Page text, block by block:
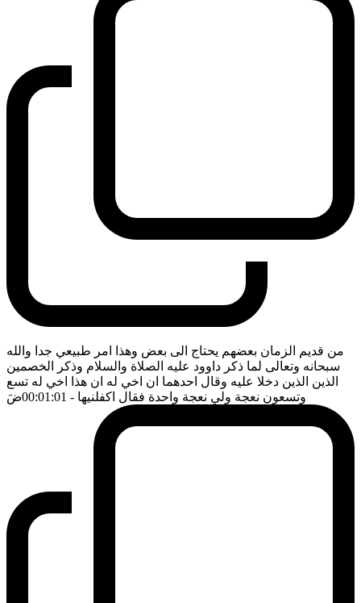
من قديم الزمان بعضهم يحتاج الى بعض وهذا امر طبيعي جدا والله
سبحانه وتعالى لما ذكر داوود عليه الصلاة والسلام وذكر الخصمين
الذين الذين دخلا عليه وقال احدهما ان اخي له ان هذا اخي له تسع
وتسعون نعجة ولي نعجة واحدة فقال اكفلنيها - 00:01:01 ضَ